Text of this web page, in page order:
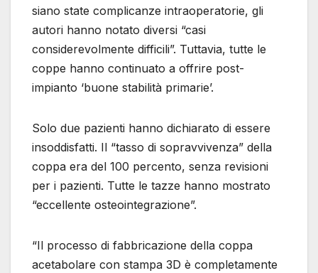
siano state complicanze intraoperatorie, gli
autori hanno notato diversi “casi
considerevolmente difficili”. Tuttavia, tutte le
coppe hanno continuato a offrire post-
impianto ‘buone stabilità primarie’.
Solo due pazienti hanno dichiarato di essere
insoddisfatti. Il “tasso di sopravvivenza” della
coppa era del 100 percento, senza revisioni
per i pazienti. Tutte le tazze hanno mostrato
“eccellente osteointegrazione”.
“Il processo di fabbricazione della coppa
acetabolare con stampa 3D è completamente